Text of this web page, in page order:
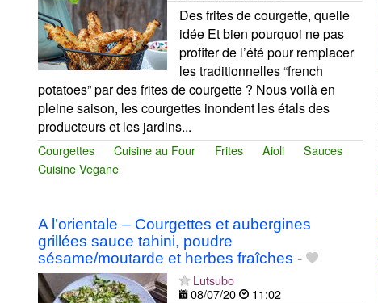
Des frites de courgette, quelle
idée Et bien pourquoi ne pas
profiter de l’été pour remplacer
les traditionnelles “french
potatoes” par des frites de courgette ? Nous voilà en
pleine saison, les courgettes inondent les étals des
producteurs et les jardins...
Courgettes Cuisine au Four Frites Aioli
Sauces
Cuisine Vegane
A l’orientale – Courgettes et aubergines
grillées sauce tahini, poudre
sésame/moutarde et herbes fraîches -
Lutsubo
08/07/20
11:02